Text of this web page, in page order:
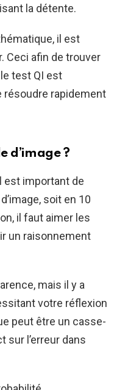
la détente.
il est
Ceci afin de trouver
test QI est
résoudre rapidement
d’image ?
est important de
soit en 10
il faut aimer les
un raisonnement
mais il y a
votre réflexion
peut être un casse-
sur l’erreur dans